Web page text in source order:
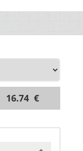
16.74 €